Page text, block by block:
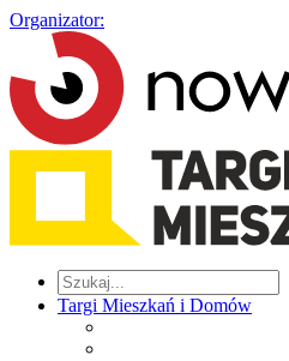
Organizator:
Targi Mieszkań i Domów